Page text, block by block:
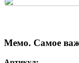
Мемо. Самое